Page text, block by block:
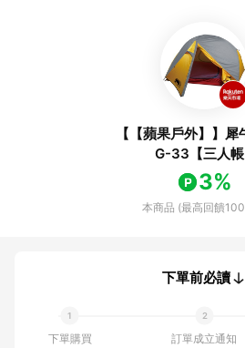
【【蘋果戶外】】
G-33【三人
200*158CM】三人
氣帳篷帳棚帳蓬 台
3%
本商品 (最高回饋
下單前必讀
下單購買
訂單成立通知